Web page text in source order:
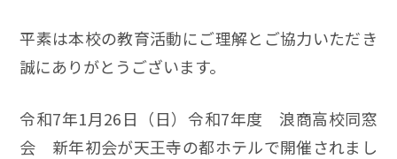
平素は本校の教育活動にご理解とご協力いただき
誠にありがとうございます。
令和7年1月26日（日）令和7年度 浪商高校同窓
会 新年初会が天王寺の都ホテルで開催されまし